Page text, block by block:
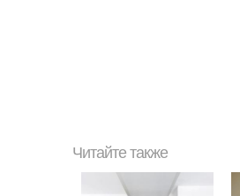
Читайте также